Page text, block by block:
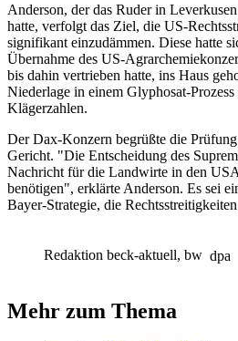
Anderson, der das Ruder in
hatte, verfolgt das Ziel, die US-
signifikant einzudämmen. Diese hatte
Übernahme des US-
bis dahin vertrieben hatte, ins Haus
Niederlage in einem Glyphosat-Prozess
Klägerzahlen.
Der Dax-Konzern begrüßte die
Gericht. "Die Entscheidung des
Nachricht für die Landwirte in den
benötigen", erklärte Anderson. Es sei
Bayer-Strategie, die
Redaktion beck-aktuell, bw dpa
Mehr zum Thema